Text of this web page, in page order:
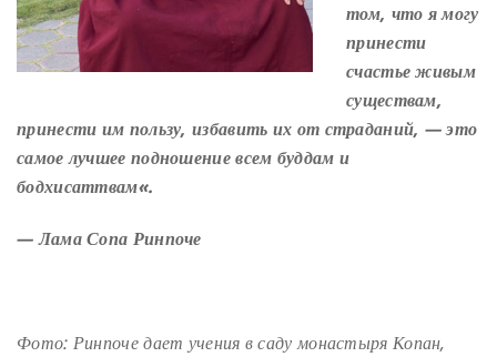
том, что я могу
принести
счастье живым
существам,
принести им пользу, избавить их от страданий, — это
самое лучшее подношение всем буддам и
бодхисаттвам«.
— ЛамаСопа Ринпоче
Фото: Ринпоче дает учения в саду монастыря Копан,